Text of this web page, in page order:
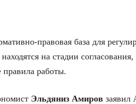
правовая база для
на стадии согласования,
правила работы.
Эльдяниз Амиров заявил